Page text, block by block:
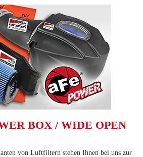
BOX / WIDE OPEN
von Luftfiltern stehen Ihnen bei uns zur